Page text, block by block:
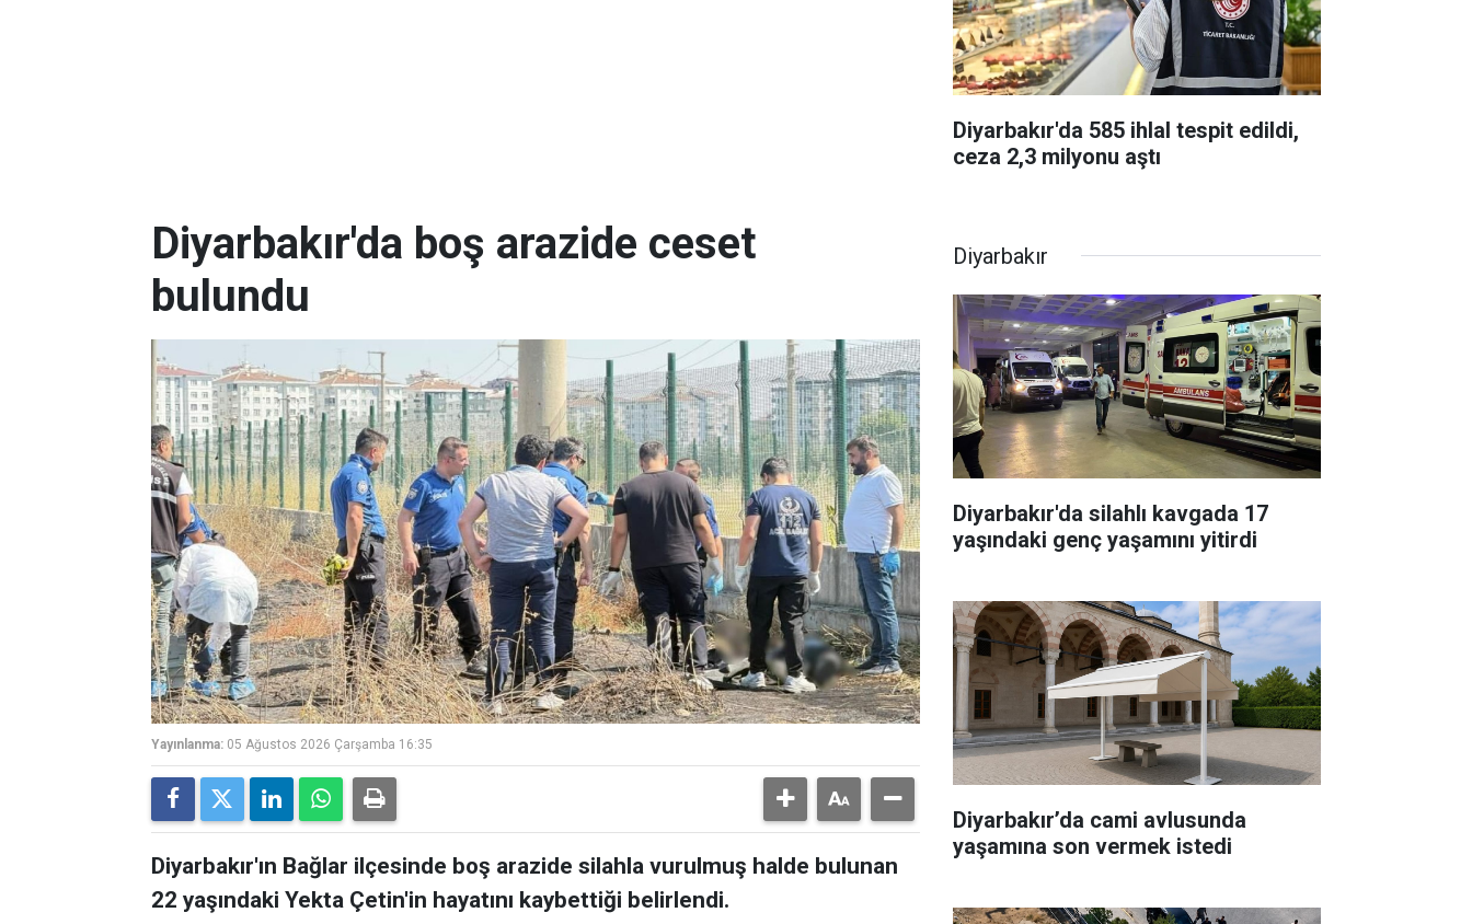
Diyarbakır'da 585 ihlal tespit edildi,
ceza 2,3 milyonu aştı
Diyarbakır'da boş arazide ceset
bulundu
Yayınlanma: 05 Ağustos 2026 Çarşamba 16:35
Diyarbakır'ın Bağlar ilçesinde boş arazide silahla vurulmuş halde bulunan
22 yaşındaki Yekta Çetin'in hayatını kaybettiği belirlendi.
Diyarbakır
Diyarbakır'da silahlı kavgada 17
yaşındaki genç yaşamını yitirdi
Diyarbakır’da cami avlusunda
yaşamına son vermek istedi